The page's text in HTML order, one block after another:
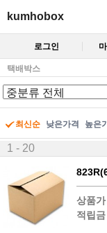
kumhobox
로그인
택배박스
최신순 낮은가격 높은
1 - 20
상품
적립